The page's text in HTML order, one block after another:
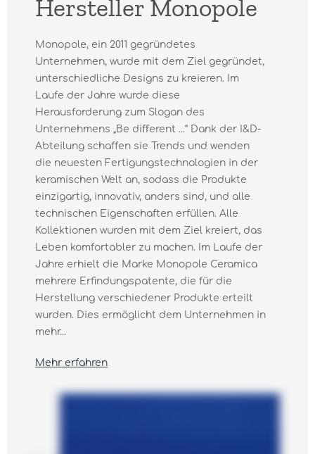
Hersteller Monopole
Monopole, ein 2011 gegründetes
Unternehmen, wurde mit dem Ziel gegründet,
unterschiedliche Designs zu kreieren. Im
Laufe der Jahre wurde diese
Herausforderung zum Slogan des
Unternehmens „Be diﬀerent ...“ Dank der I&D-
Abteilung schaffen sie Trends und wenden
die neuesten Fertigungstechnologien in der
keramischen Welt an, sodass die Produkte
einzigartig, innovativ, anders sind, und alle
technischen Eigenschaften erfüllen. Alle
Kollektionen wurden mit dem Ziel kreiert, das
Leben komfortabler zu machen. Im Laufe der
Jahre erhielt die Marke Monopole Ceramica
mehrere Erfindungspatente, die für die
Herstellung verschiedener Produkte erteilt
wurden. Dies ermöglicht dem Unternehmen in
mehr...
Mehr erfahren